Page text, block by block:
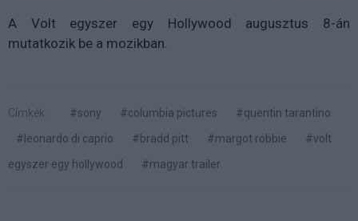
A Volt egyszer egy Hollywood augusztus 8-án
mutatkozik be a mozikban.
Címkék: #sony #columbia pictures
#quentin tarantino
#leonardo di caprio
#bradd pitt #margot robbie
#volt
egyszer egy hollywood
#magyar trailer